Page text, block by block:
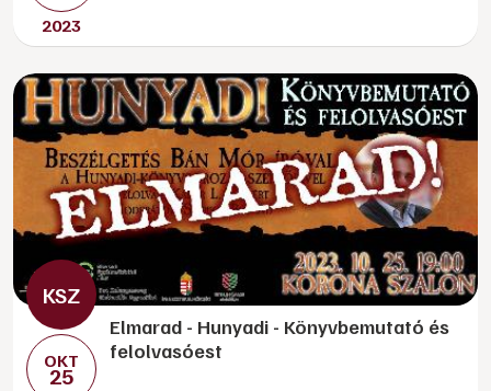
2023
OKT
25
Elmarad - Hunyadi - Könyvbemutató és
felolvasóest